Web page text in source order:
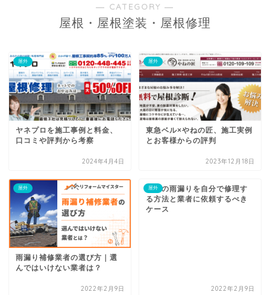
― CATEGORY ―
屋根・屋根塗装・屋根修理
屋外
ヤネプロを施工事例と料金、
口コミや評判から考察
2024年4月4日
屋外
東急ベル×やねの匠、施工実例
とお客様からの評判
2023年12月18日
屋外
雨漏り補修業者の選び方｜選
んではいけない業者は？
2022年2月9日
屋外
天窓の雨漏りを自分で修理す
る方法と業者に依頼するべき
ケース
2022年2月9日